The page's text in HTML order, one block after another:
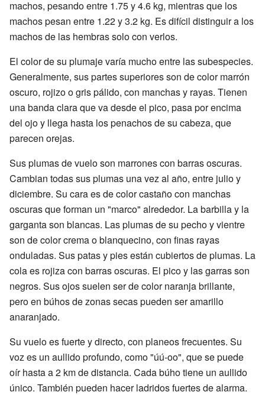
machos, pesando entre 1.75 y 4.6 kg, mientras que los
machos pesan entre 1.22 y 3.2 kg. Es difícil distinguir a los
machos de las hembras solo con verlos.
El color de su plumaje varía mucho entre las subespecies.
Generalmente, sus partes superiores son de color marrón
oscuro, rojizo o gris pálido, con manchas y rayas. Tienen
una banda clara que va desde el pico, pasa por encima
del ojo y llega hasta los penachos de su cabeza, que
parecen orejas.
Sus plumas de vuelo son marrones con barras oscuras.
Cambian todas sus plumas una vez al año, entre julio y
diciembre. Su cara es de color castaño con manchas
oscuras que forman un "marco" alrededor. La barbilla y la
garganta son blancas. Las plumas de su pecho y vientre
son de color crema o blanquecino, con finas rayas
onduladas. Sus patas y pies están cubiertos de plumas. La
cola es rojiza con barras oscuras. El pico y las garras son
negros. Sus ojos suelen ser de color naranja brillante,
pero en búhos de zonas secas pueden ser amarillo
anaranjado.
Su vuelo es fuerte y directo, con planeos frecuentes. Su
voz es un aullido profundo, como "úú-oo", que se puede
oír hasta a 2 km de distancia. Cada búho tiene un aullido
único. También pueden hacer ladridos fuertes de alarma.